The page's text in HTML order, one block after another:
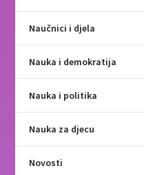
Naučnici i djela
Nauka i demokratija
Nauka i politika
Nauka za djecu
Novosti